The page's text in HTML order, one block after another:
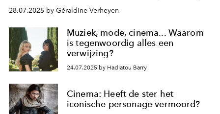
perfecte kraak” – dit staat er op je streamingagenda in
augustus 2025.
28.07.2025 by Géraldine Verheyen
Muziek, mode, cinema... Waarom
is tegenwoordig alles een
verwijzing?
24.07.2025 by Hadiatou Barry
Cinema: Heeft de ster het
iconische personage vermoord?